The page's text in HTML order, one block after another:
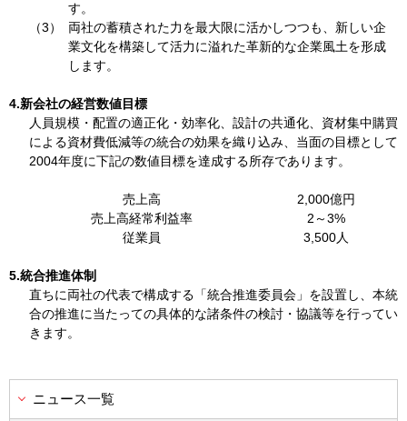
す。
（3）
両社の蓄積された力を最大限に活かしつつも、新しい企
業文化を構築して活力に溢れた革新的な企業風土を形成
します。
4.新会社の経営数値目標
人員規模・配置の適正化・効率化、設計の共通化、資材集中購買
による資材費低減等の統合の効果を織り込み、当面の目標として
2004年度に下記の数値目標を達成する所存であります。
売上高
2,000億円
売上高経常利益率
2～3%
従業員
3,500人
5.統合推進体制
直ちに両社の代表で構成する「統合推進委員会」を設置し、本統
合の推進に当たっての具体的な諸条件の検討・協議等を行ってい
きます。
ニュース一覧